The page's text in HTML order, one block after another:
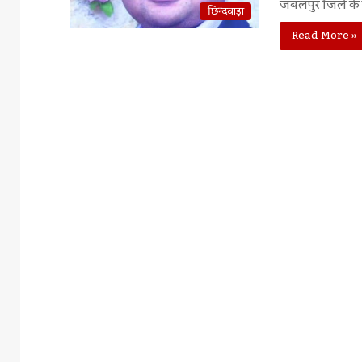
छिन्दवाड़ा
Read More »